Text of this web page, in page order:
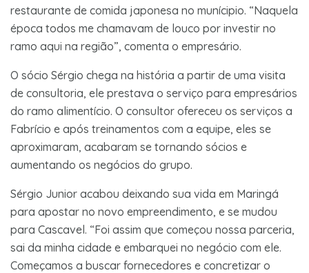
restaurante de comida japonesa no munícipio. “Naquela
época todos me chamavam de louco por investir no
ramo aqui na região”, comenta o empresário.
O sócio Sérgio chega na história a partir de uma visita
de consultoria, ele prestava o serviço para empresários
do ramo alimentício. O consultor ofereceu os serviços a
Fabrício e após treinamentos com a equipe, eles se
aproximaram, acabaram se tornando sócios e
aumentando os negócios do grupo.
Sérgio Junior acabou deixando sua vida em Maringá
para apostar no novo empreendimento, e se mudou
para Cascavel. “Foi assim que começou nossa parceria,
sai da minha cidade e embarquei no negócio com ele.
Começamos a buscar fornecedores e concretizar o